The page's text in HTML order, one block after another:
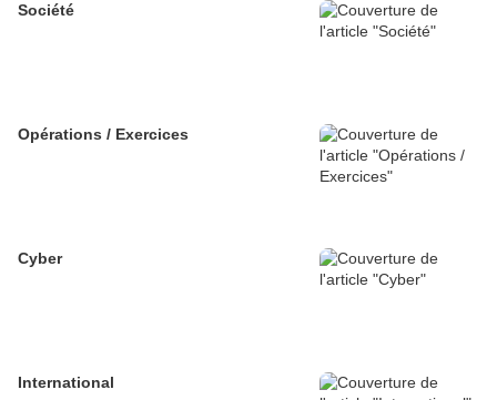
Société
Opérations / Exercices
Cyber
International